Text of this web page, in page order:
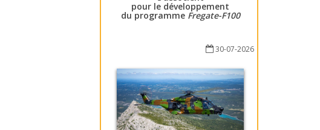
pour le développement
du programme Fregate-F100
30-07-2026